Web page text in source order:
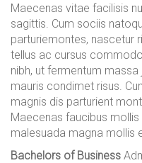
Maecenas vitae facilisis
sagittis. Cum sociis
parturiemontes, nascetur
tellus ac cursus
nibh, ut fermentum
mauris condimet risus.
magnis dis parturient
Maecenas faucibus
malesuada magna mollis
Bachelors of Business